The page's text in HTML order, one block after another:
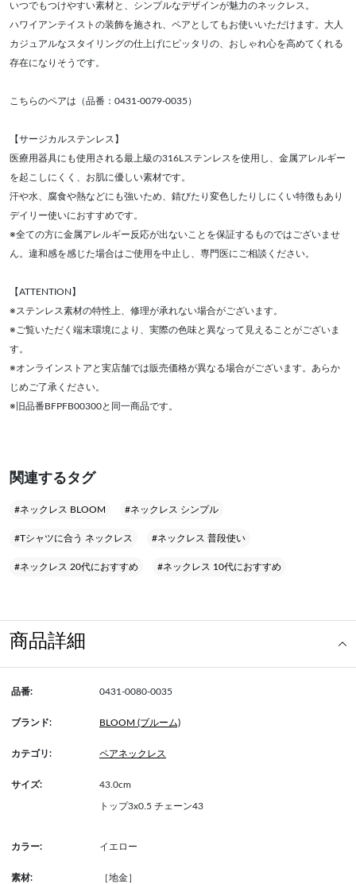
いつでもつけやすい素材と、シンプルなデザインが魅力のネックレス。
ハワイアンテイストの装飾を施され、ペアとしてもお使いいただけます。大人
カジュアルなスタイリングの仕上げにピッタリの、おしゃれ心を高めてくれる
存在になりそうです。
こちらのペアは（品番：0431-0079-0035）
【サージカルステンレス】
医療用器具にも使用される最上級の316Lステンレスを使用し、金属アレルギー
を起こしにくく、お肌に優しい素材です。
汗や水、腐食や熱などにも強いため、錆びたり変色したりしにくい特徴もあり
デイリー使いにおすすめです。
※全ての方に金属アレルギー反応が出ないことを保証するものではございませ
ん。違和感を感じた場合はご使用を中止し、専門医にご相談ください。
【ATTENTION】
※ステンレス素材の特性上、修理が承れない場合がございます。
※ご覧いただく端末環境により、実際の色味と異なって見えることがございま
す。
※オンラインストアと実店舗では販売価格が異なる場合がございます。あらか
じめご了承ください。
※旧品番BFPFB00300と同一商品です。
関連するタグ
#ネックレス BLOOM #ネックレス シンプル
#Tシャツに合う ネックレス #ネックレス 普段使い
#ネックレス 20代におすすめ #ネックレス 10代におすすめ
商品詳細
品番: 0431-0080-0035
ブランド: BLOOM (ブルーム)
カテゴリ: ペアネックレス
サイズ: 43.0cm
トップ3x0.5 チェーン43
カラー: イエロー
素材: ［地金］